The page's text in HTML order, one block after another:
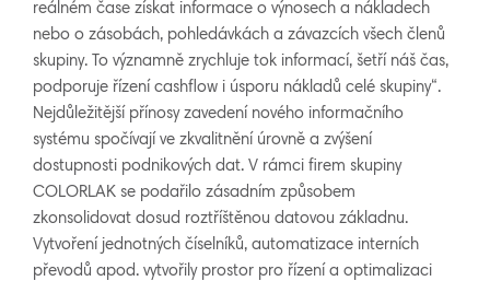
reálném čase získat informace o výnosech a nákladech
nebo o zásobách, pohledávkách a závazcích všech členů
skupiny. To významně zrychluje tok informací, šetří náš čas,
podporuje řízení cashflow i úsporu nákladů celé skupiny“.
Nejdůležitější přínosy zavedení nového informačního
systému spočívají ve zkvalitnění úrovně a zvýšení
dostupnosti podnikových dat. V rámci firem skupiny
COLORLAK se podařilo zásadním způsobem
zkonsolidovat dosud roztříštěnou datovou základnu.
Vytvoření jednotných číselníků, automatizace interních
převodů apod. vytvořily prostor pro řízení a optimalizaci